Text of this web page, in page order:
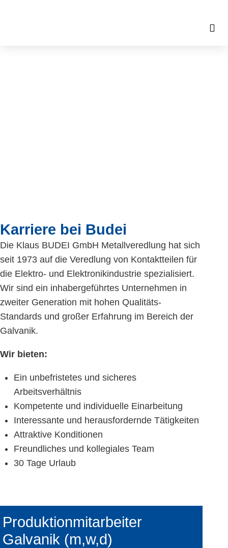
Karriere bei Budei
Die Klaus BUDEI GmbH Metallveredlung hat sich
seit 1973 auf die Veredlung von Kontaktteilen für
die Elektro- und Elektronikindustrie spezialisiert.
Wir sind ein inhabergeführtes Unternehmen in
zweiter Generation mit hohen Qualitäts-
Standards und großer Erfahrung im Bereich der
Galvanik.
Wir bieten:
Ein unbefristetes und sicheres
Arbeitsverhältnis
Kompetente und individuelle Einarbeitung
Interessante und herausfordernde Tätigkeiten
Attraktive Konditionen
Freundliches und kollegiales Team
30 Tage Urlaub
Produktionmitarbeiter
Galvanik (m,w,d)